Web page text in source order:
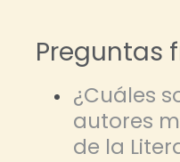
Preguntas
¿Cuáles
autores
de la